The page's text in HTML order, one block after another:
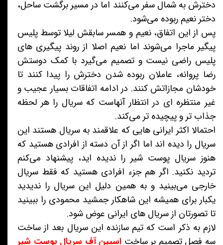
دخترش به شمال سفر می‌کنند اما در مسیر برگشت ساحل،
دختر نعیم ربوده می‌شود.
پس از این اتفاق، نعیم و همسر سابقش لیلا توسط پلیس
پیگیر ماجرا می‌شوند اما نعیم اصلا از روند پیگیری های
پلیس راضی نیست و تصمیم می‌گیرد با کمک دوستش
رضا پروانه، عاملان ربوده شدن دخترش را پیدا کنند تا
خودشان مجازاتش کنند. در ادامه اتفاقات بسیار عجیب و
غیر منتظره ای در انتظار آنهاست که سریال را هر لحظه
جذاب تر و پیچیده تر می‌کند.
احتمالا اکثر ایرانی هایی که علاقمند به سریال هستند این
سریال را دیده اند اما اگر از آن دسته از افرادی هستید که
هنوز سریال پوست شیر را ندیده اید، پیشنهاد می‌کنم
تردید نکنید. اگر هم جزء افرادی هستید که فقط سریال
خارجی می‌بینید و به همین دلیل این سریال را ندیدید
یکبار برای همیشه این شاهکار جمشید محمودی را ببینید
تا تصورتان از سریال های ایرانی عوض شود.
لازم به ذکر است که تیم سازنده این سریال بعد از ساخت
سه فصل تصمیم بر ساخت اسپین آف سریال پوست شیر